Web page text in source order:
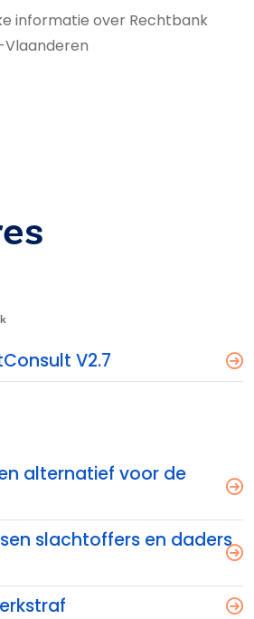
informatie over Rechtbank
V2.7
alternatief voor de
slachtoffers en daders